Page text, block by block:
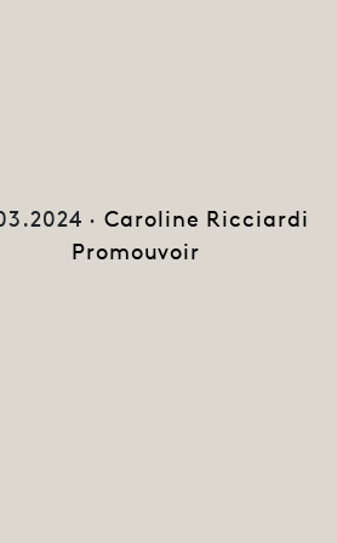
·Caroline Ricciardi
Promouvoir